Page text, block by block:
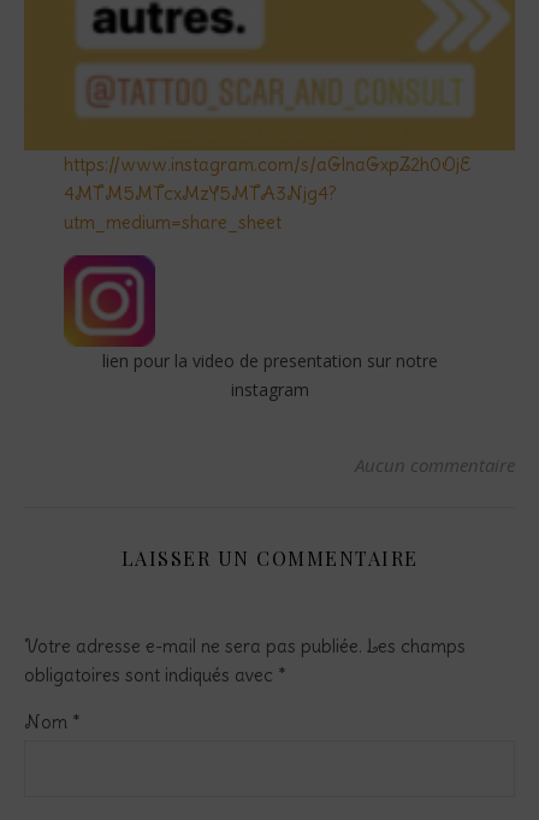
https://www.instagram.com/s/aGlnaGxpZ2h0OjE
4MTM5MTcxMzY5MTA3Njg4?
utm_medium=share_sheet
lien pour la video de presentation sur notre
instagram
Aucun commentaire
LAISSER UN COMMENTAIRE
Votre adresse e-mail ne sera pas publiée. Les champs
obligatoires sont indiqués avec *
Nom *